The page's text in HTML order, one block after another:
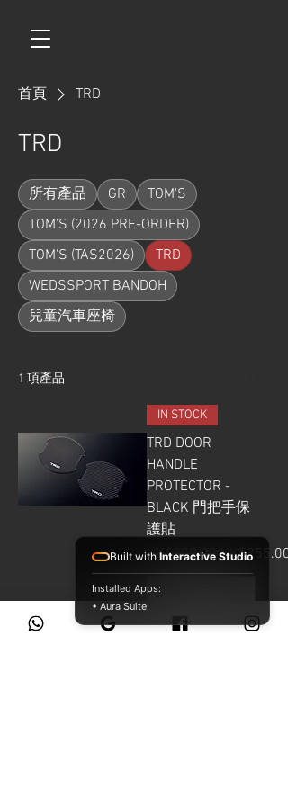
首頁 TRD
TRD
所有產品 GR
TOM'S
TOM'S (2026 PRE-ORDER)
TOM'S (TAS2026)
TRD
WEDSSPORT BANDOH
兒童汽車座椅
1 項產品
IN STOCK
TRD DOOR
HANDLE
PROTECTOR -
BLACK 門把手保
護貼
一般價格
HK$300.00促銷價格
HK$255.00
Built with Interactive Studio
Installed Apps:
• Aura Suite